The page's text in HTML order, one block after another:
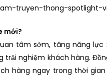
mới?
tâm sớm, tăng năng
nghiệm khách hàng.
hàng ngay trong thời